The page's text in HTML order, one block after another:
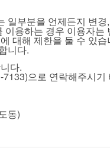
부분을 언제든지 변
용하는 경우 이용자
대해 제한을 둘 수 있
니다.
다.
으로 연락해주시기
동)